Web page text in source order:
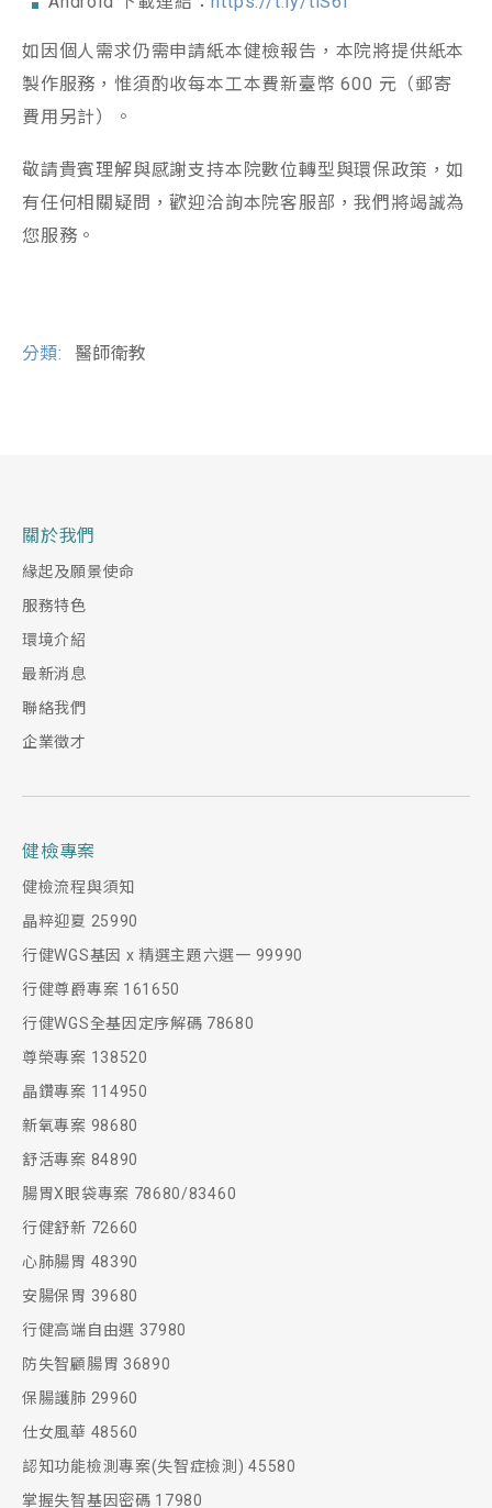
如因個人需求仍需申請紙本健檢報告，本院將提供紙本
製作服務，惟須酌收每本工本費新臺幣 600 元（郵寄
費用另計）。
敬請貴賓理解與感謝支持本院數位轉型與環保政策，如
有任何相關疑問，歡迎洽詢本院客服部，我們將竭誠為
您服務。
分類: 醫師衛教
關於我們
緣起及願景使命
服務特色
環境介紹
最新消息
聯絡我們
企業徵才
健檢專案
健檢流程與須知
晶粹迎夏 25990
行健WGS基因 x 精選主題六選一 99990
行健尊爵專案 161650
行健WGS全基因定序解碼 78680
尊榮專案 138520
晶鑽專案 114950
新氧專案 98680
舒活專案 84890
腸胃X眼袋專案 78680/83460
行健舒新 72660
心肺腸胃 48390
安腸保胃 39680
行健高端自由選 37980
防失智顧腸胃 36890
保腸護肺 29960
仕女風華 48560
認知功能檢測專案(失智症檢測) 45580
掌握失智基因密碼 17980